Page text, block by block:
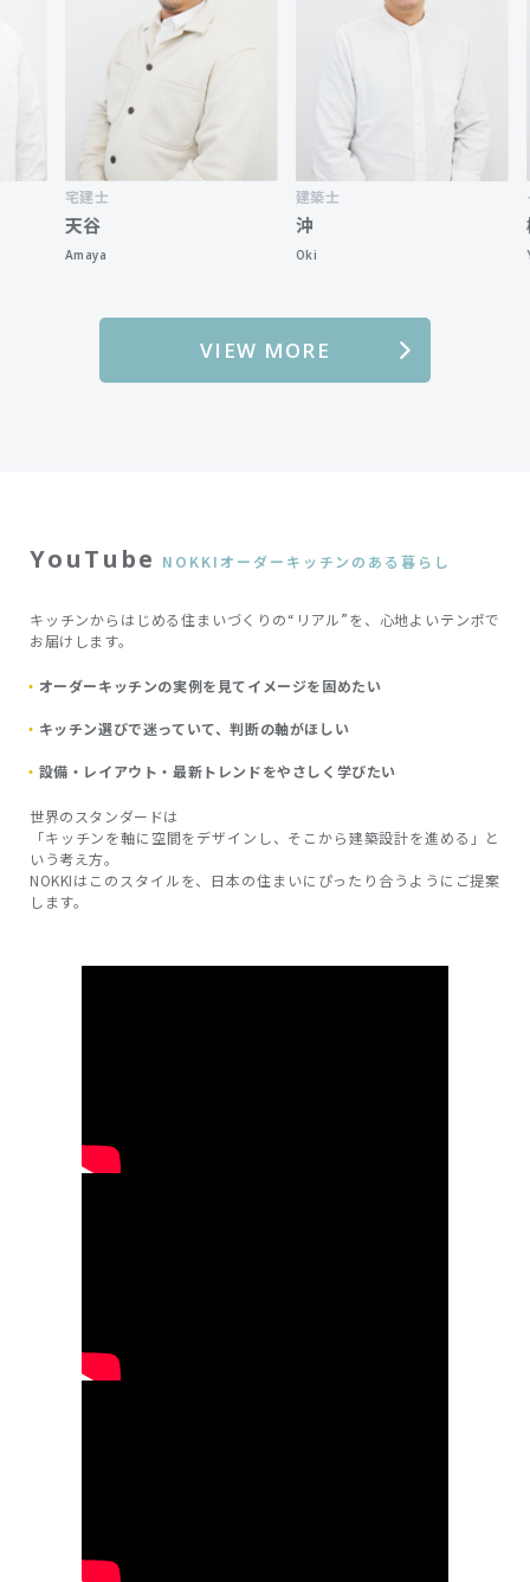
宅建士
天谷
Amaya
建築士 イ
柳原
VIEW MORE
YouTube NOKKIオーダーキッチンのある暮らし
キッチンからはじめる住まいづくりの“リアル”を、心地よいテンポで
お届けします。
オーダーキッチンの実例を見てイメージを固めたい
キッチン選びで迷っていて、判断の軸がほしい
設備・レイアウト・最新トレンドをやさしく学びたい
世界のスタンダードは
「キッチンを軸に空間をデザインし、そこから建築設計を進める」と
いう考え方。
NOKKIはこのスタイルを、日本の住まいにぴったり合うようにご提案
します。